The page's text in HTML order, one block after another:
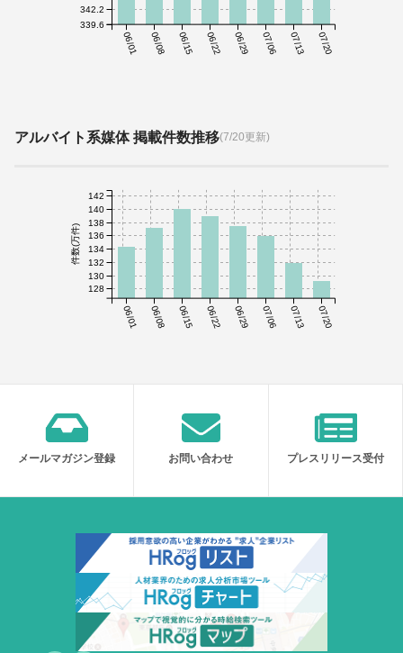
06/01 06/08 06/15 06/22 06/29 07/06 07/13 07/20
339.6
342.2
アルバイト系媒体 掲載件数推移(7/20更新)
06/01 06/08 06/15 06/22 06/29 07/06 07/13 07/20
件数(万件)
128
130
132
134
136
138
140
142
メールマガジン登録 お問い合わせ プレスリリース受付